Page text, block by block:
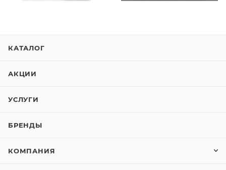
• Силу
интенсивность тренировочного упражнения •
КАТАЛОГ
АКЦИИ
УСЛУГИ
БРЕНДЫ
КОМПАНИЯ